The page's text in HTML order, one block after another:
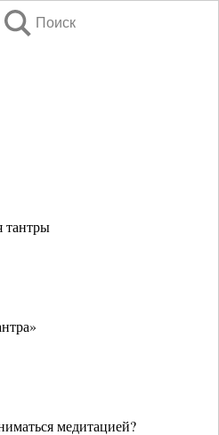
Поиск
тантры
медитацией?